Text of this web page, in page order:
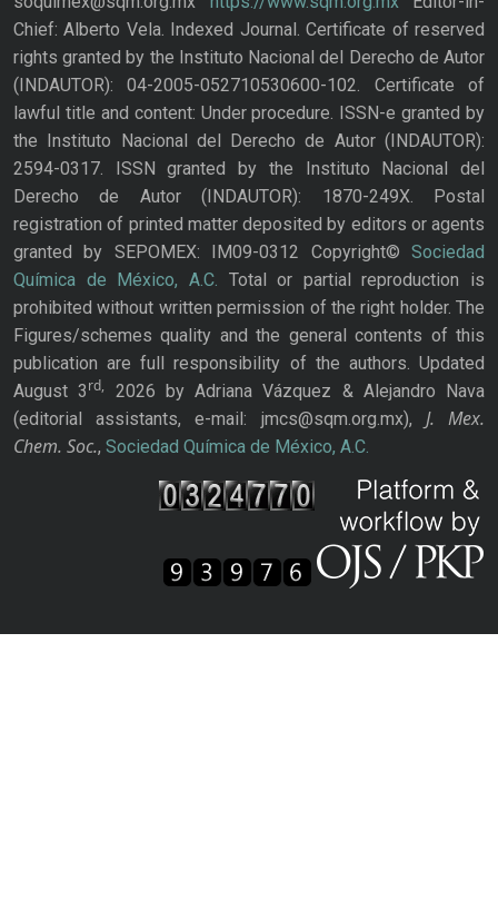
Chief: Alberto Vela. Indexed Journal. Certificate of reserved
rights granted by the Instituto Nacional del Derecho de Autor
(INDAUTOR): 04-2005-052710530600-102. Certificate of
lawful title and content: Under procedure. ISSN-e granted by
the Instituto Nacional del Derecho de Autor (INDAUTOR):
2594-0317. ISSN granted by the Instituto Nacional del
Derecho de Autor (INDAUTOR): 1870-249X. Postal
registration of printed matter deposited by editors or agents
granted by SEPOMEX: IM09-0312 Copyright© Sociedad
Química de México, A.C. Total or partial reproduction is
prohibited without written permission of the right holder. The
Figures/schemes quality and the general contents of this
publication are full responsibility of the authors. Updated
August 3rd,
2026 by Adriana Vázquez & Alejandro Nava
(editorial assistants, e-mail: jmcs@sqm.org.mx), J. Mex.
Chem. Soc., Sociedad Química de México, A.C.